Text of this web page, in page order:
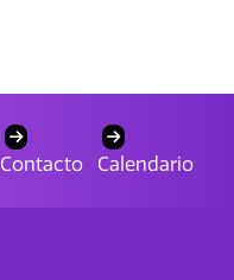
Contacto Calendario